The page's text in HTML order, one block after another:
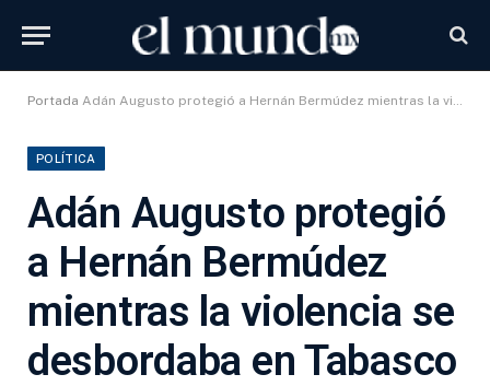
Portada Adán Augusto protegió a Hernán Bermúdez mientras la violencia se desbordaba en Tabasco
POLÍTICA
Adán Augusto protegió
a Hernán Bermúdez
mientras la violencia se
desbordaba en Tabasco